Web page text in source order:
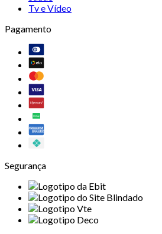
Tv e Vídeo
Pagamento
Segurança